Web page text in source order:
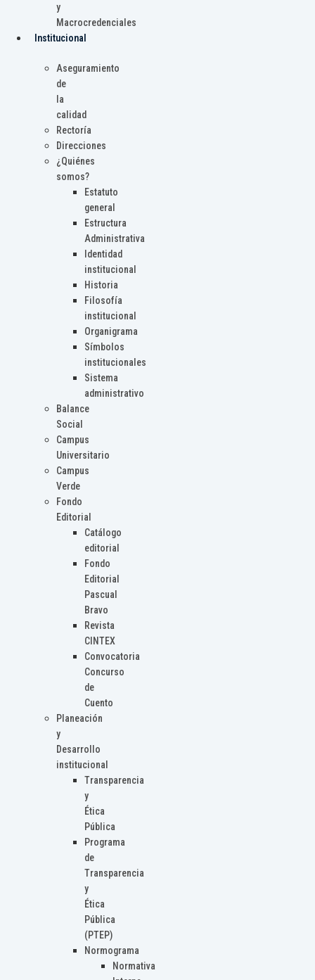
y
Macrocredenciales
Institucional
Aseguramiento
de
la
calidad
Rectoría
Direcciones
¿Quiénes
somos?
Estatuto
general
Estructura
Administrativa
Identidad
institucional
Historia
Filosofía
institucional
Organigrama
Símbolos
institucionales
Sistema
administrativo
Balance
Social
Campus
Universitario
Campus
Verde
Fondo
Editorial
Catálogo
editorial
Fondo
Editorial
Pascual
Bravo
Revista
CINTEX
Convocatoria
Concurso
de
Cuento
Planeación
y
Desarrollo
institucional
Transparencia
y
Ética
Pública
Programa
de
Transparencia
y
Ética
Pública
(PTEP)
Normograma
Normativa